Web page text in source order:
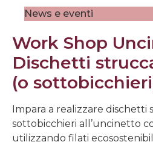
News e eventi
Work Shop
Dischetti
(o
Impara a realizzare dischetti
sottobicchieri all’uncinetto
utilizzando filati